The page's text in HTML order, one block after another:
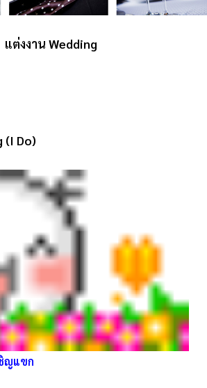
แต่งงาน Wedding
(I Do)
ญแขก